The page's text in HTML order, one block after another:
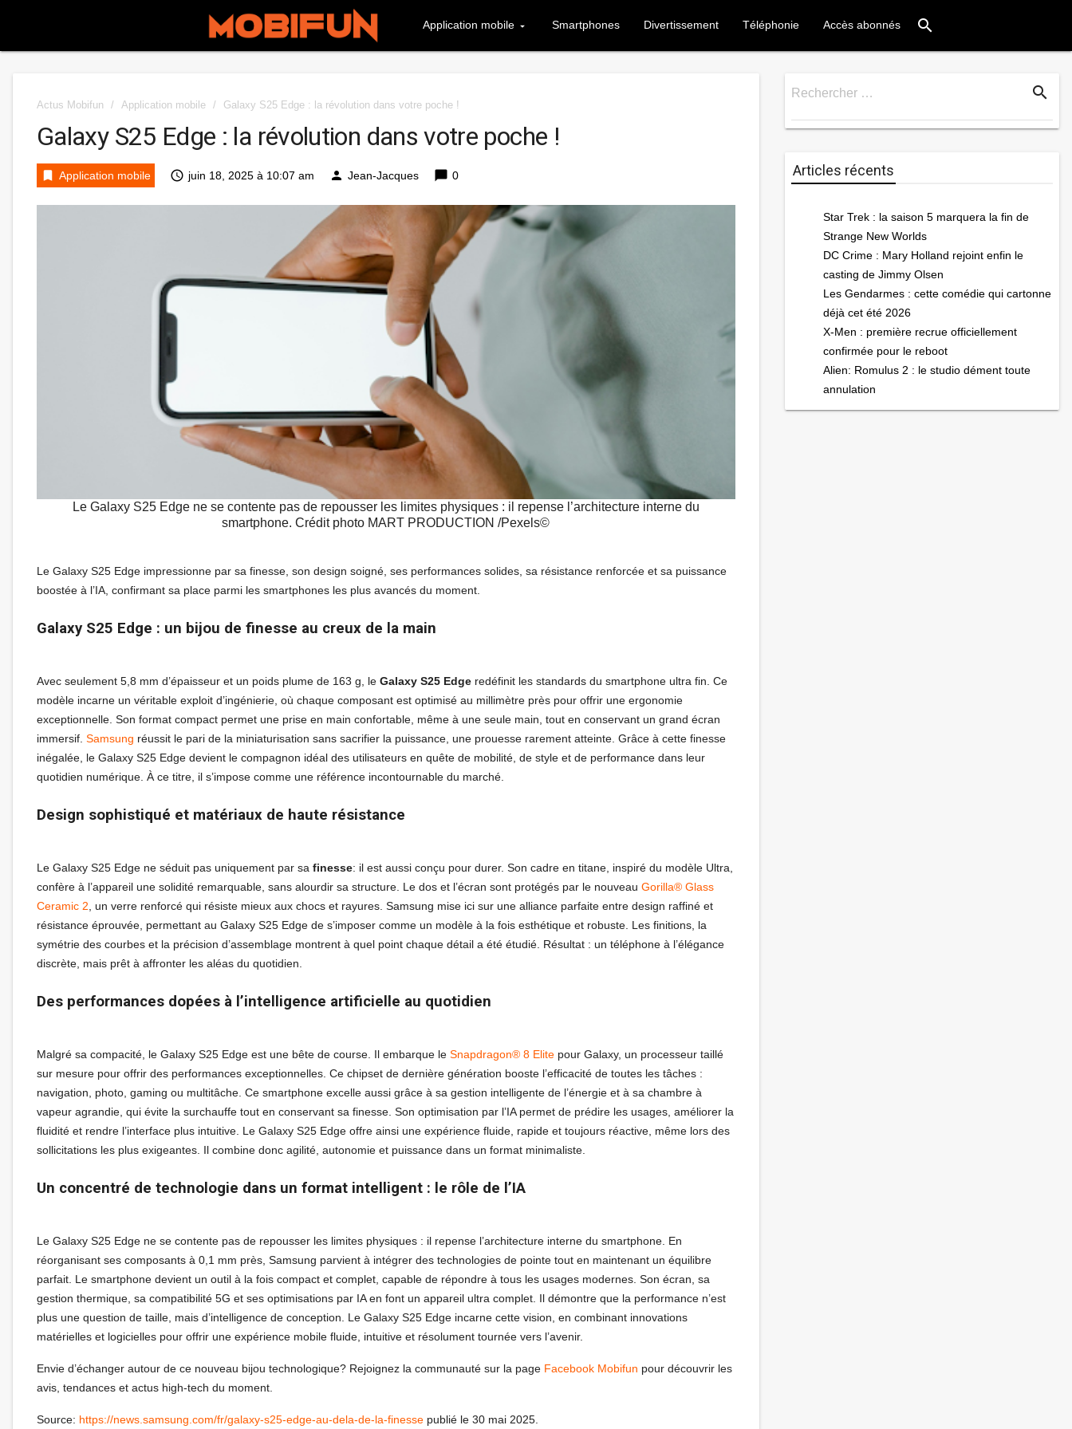
Application mobile Smartphones Divertissement Téléphonie Accès abonnés search
Actus Mobifun / Application mobile / Galaxy S25 Edge : la révolution dans votre poche !
Galaxy S25 Edge : la révolution dans votre poche !
bookmark Application mobile access_time juin 18, 2025 à 10:07 am person Jean-Jacques chat_bubble 0
Le Galaxy S25 Edge ne se contente pas de repousser les limites physiques : il repense l’architecture interne du
smartphone. Crédit photo MART PRODUCTION /Pexels©
Le Galaxy S25 Edge impressionne par sa finesse, son design soigné, ses performances solides, sa résistance renforcée et sa puissance
boostée à l’IA, confirmant sa place parmi les smartphones les plus avancés du moment.
Galaxy S25 Edge : un bijou de finesse au creux de la main
Avec seulement 5,8 mm d’épaisseur et un poids plume de 163 g, le Galaxy S25 Edge redéfinit les standards du smartphone ultra fin. Ce
modèle incarne un véritable exploit d’ingénierie, où chaque composant est optimisé au millimètre près pour offrir une ergonomie
exceptionnelle. Son format compact permet une prise en main confortable, même à une seule main, tout en conservant un grand écran
immersif. Samsung réussit le pari de la miniaturisation sans sacrifier la puissance, une prouesse rarement atteinte. Grâce à cette finesse
inégalée, le Galaxy S25 Edge devient le compagnon idéal des utilisateurs en quête de mobilité, de style et de performance dans leur
quotidien numérique. À ce titre, il s’impose comme une référence incontournable du marché.
Design sophistiqué et matériaux de haute résistance
Le Galaxy S25 Edge ne séduit pas uniquement par sa finesse: il est aussi conçu pour durer. Son cadre en titane, inspiré du modèle Ultra,
confère à l’appareil une solidité remarquable, sans alourdir sa structure. Le dos et l’écran sont protégés par le nouveau Gorilla® Glass
Ceramic 2, un verre renforcé qui résiste mieux aux chocs et rayures. Samsung mise ici sur une alliance parfaite entre design raffiné et
résistance éprouvée, permettant au Galaxy S25 Edge de s’imposer comme un modèle à la fois esthétique et robuste. Les finitions, la
symétrie des courbes et la précision d’assemblage montrent à quel point chaque détail a été étudié. Résultat : un téléphone à l’élégance
discrète, mais prêt à affronter les aléas du quotidien.
Des performances dopées à l’intelligence artificielle au quotidien
Malgré sa compacité, le Galaxy S25 Edge est une bête de course. Il embarque le Snapdragon® 8 Elite pour Galaxy, un processeur taillé
sur mesure pour offrir des performances exceptionnelles. Ce chipset de dernière génération booste l’efficacité de toutes les tâches :
navigation, photo, gaming ou multitâche. Ce smartphone excelle aussi grâce à sa gestion intelligente de l’énergie et à sa chambre à
vapeur agrandie, qui évite la surchauffe tout en conservant sa finesse. Son optimisation par l’IA permet de prédire les usages, améliorer la
fluidité et rendre l’interface plus intuitive. Le Galaxy S25 Edge offre ainsi une expérience fluide, rapide et toujours réactive, même lors des
sollicitations les plus exigeantes. Il combine donc agilité, autonomie et puissance dans un format minimaliste.
Un concentré de technologie dans un format intelligent : le rôle de l’IA
Le Galaxy S25 Edge ne se contente pas de repousser les limites physiques : il repense l’architecture interne du smartphone. En
réorganisant ses composants à 0,1 mm près, Samsung parvient à intégrer des technologies de pointe tout en maintenant un équilibre
parfait. Le smartphone devient un outil à la fois compact et complet, capable de répondre à tous les usages modernes. Son écran, sa
gestion thermique, sa compatibilité 5G et ses optimisations par IA en font un appareil ultra complet. Il démontre que la performance n’est
plus une question de taille, mais d’intelligence de conception. Le Galaxy S25 Edge incarne cette vision, en combinant innovations
matérielles et logicielles pour offrir une expérience mobile fluide, intuitive et résolument tournée vers l’avenir.
Envie d’échanger autour de ce nouveau bijou technologique? Rejoignez la communauté sur la page Facebook Mobifun pour découvrir les
avis, tendances et actus high-tech du moment.
Source: https://news.samsung.com/fr/galaxy-s25-edge-au-dela-de-la-finesse publié le 30 mai 2025.
Rechercher … search
Articles récents
Star Trek : la saison 5 marquera la fin de
Strange New Worlds
DC Crime : Mary Holland rejoint enfin le
casting de Jimmy Olsen
Les Gendarmes : cette comédie qui cartonne
déjà cet été 2026
X-Men : première recrue officiellement
confirmée pour le reboot
Alien: Romulus 2 : le studio dément toute
annulation